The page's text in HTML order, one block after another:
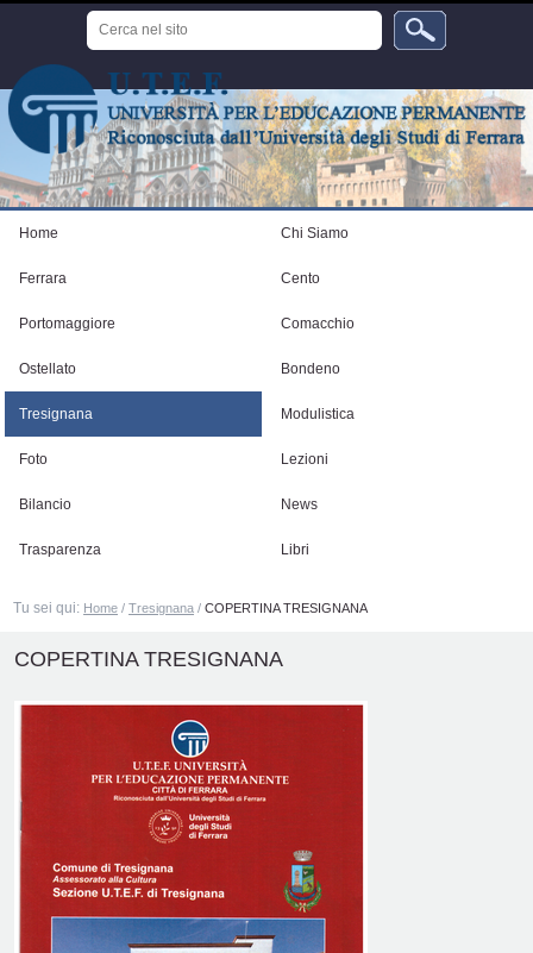
Cerca
nel
sito
Home Chi Siamo
Ferrara Cento
Portomaggiore Comacchio
Ostellato Bondeno
Tresignana Modulistica
Foto Lezioni
Bilancio News
Trasparenza Libri
Tu sei qui: Home /Tresignana /COPERTINA TRESIGNANA
COPERTINA TRESIGNANA